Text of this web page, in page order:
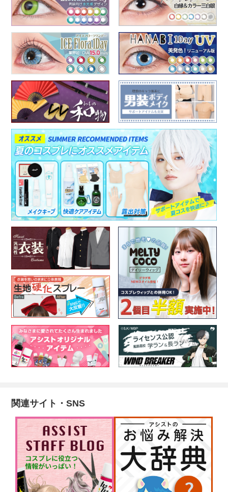
関連サイト・SNS